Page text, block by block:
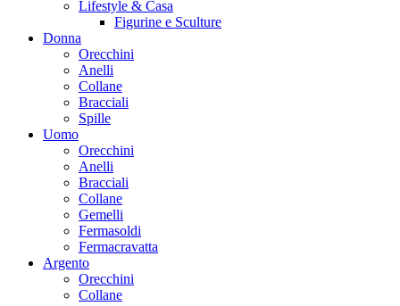
Lifestyle & Casa
Figurine e Sculture
Donna
Orecchini
Anelli
Collane
Bracciali
Spille
Uomo
Orecchini
Anelli
Bracciali
Collane
Gemelli
Fermasoldi
Fermacravatta
Argento
Orecchini
Collane